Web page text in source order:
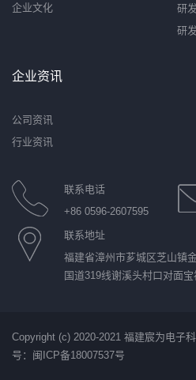
企业文化
研
研
企业资讯
公司资讯
行业资讯
联系电话
+86 0596-2607595
联系地址
福建省漳州市芗城区芝山镇
国道319线谢溪头村口对面宝
Copyright (c) 2020-2021 福建宸为电子
号：闽ICP备18007537号